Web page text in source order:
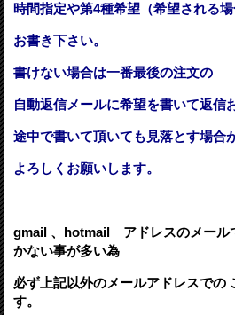
時間指定や第4種希望（希望される場
お書き下さい。
書けない場合は一番最後の注文の
自動返信メールに希望を書いて返信
途中で書いて頂いても見落とす場合
よろしくお願いします。
gmail 、hotmail アドレスのメール
かない事が多い為
必ず上記以外のメールアドレスでの
す。